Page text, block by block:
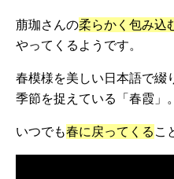
萠珈さんの柔らかく包み込
やってくるようです。
春模様を美しい日本語で綴
季節を捉えている「春霞」。
いつでも春に戻ってくる こ